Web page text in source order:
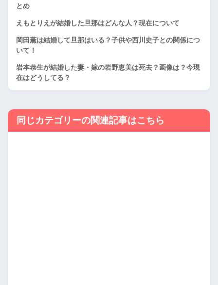
とめ
えもとりえが結婚した旦那はどんな人？現在について
岡田薫は結婚して旦那はいる？子供や西川史子との関係につ
いて！
岩本恭生が結婚した妻・嫁の岩野恵美は死去？画像は？今現
在はどうしてる？
同じカテゴリーの関連記事はこちら